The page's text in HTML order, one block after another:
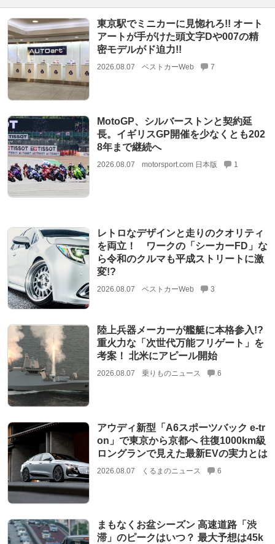
東京駅でミニカーに見惚れろ!! オート
アートが手がけた頭文字Dや007の精
密モデルがド迫力!!
2026.08.07 ベストカーWeb 7
MotoGP、シルバーストンと契約延
長。イギリスGP開催を少なくとも202
8年まで継続へ
2026.08.07 motorsport.com 日本版 1
レトロなデザインと走りのクオリティ
を両立！ ワークの「シーカーFD」な
ら令和のクルマも平成ストリートに激
変!?
2026.08.07 ベストカーWeb 3
陸上兵器メーカーが艦艇に本格参入!?
重火力な「次世代万能フリゲート」を
考案！ 北米にアピール開始
2026.08.07 乗りものニュース 6
アウディ新型「A6スポーツバック e-tr
on」で東京から京都へ 往復1000km級
ロングランで見えた最新EVの実力とは
2026.08.07 くるまのニュース 6
まもなくお盆シーズン 高速道路「渋
滞」のピークはいつ？ 最大予想は45k